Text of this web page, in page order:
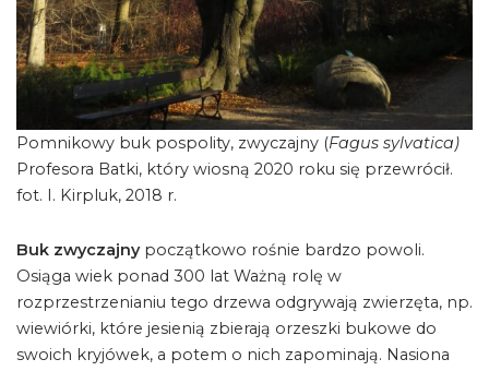
Pomnikowy buk pospolity, zwyczajny (Fagus sylvatica)
Profesora Batki, który wiosną 2020 roku się przewrócił.
fot. I. Kirpluk, 2018 r.
Buk zwyczajnypoczątkowo rośnie bardzo powoli.
Osiąga wiek ponad 300 lat Ważną rolę w
rozprzestrzenianiu tego drzewa odgrywają zwierzęta, np.
wiewiórki, które jesienią zbierają orzeszki bukowe do
swoich kryjówek, a potem o nich zapominają. Nasiona